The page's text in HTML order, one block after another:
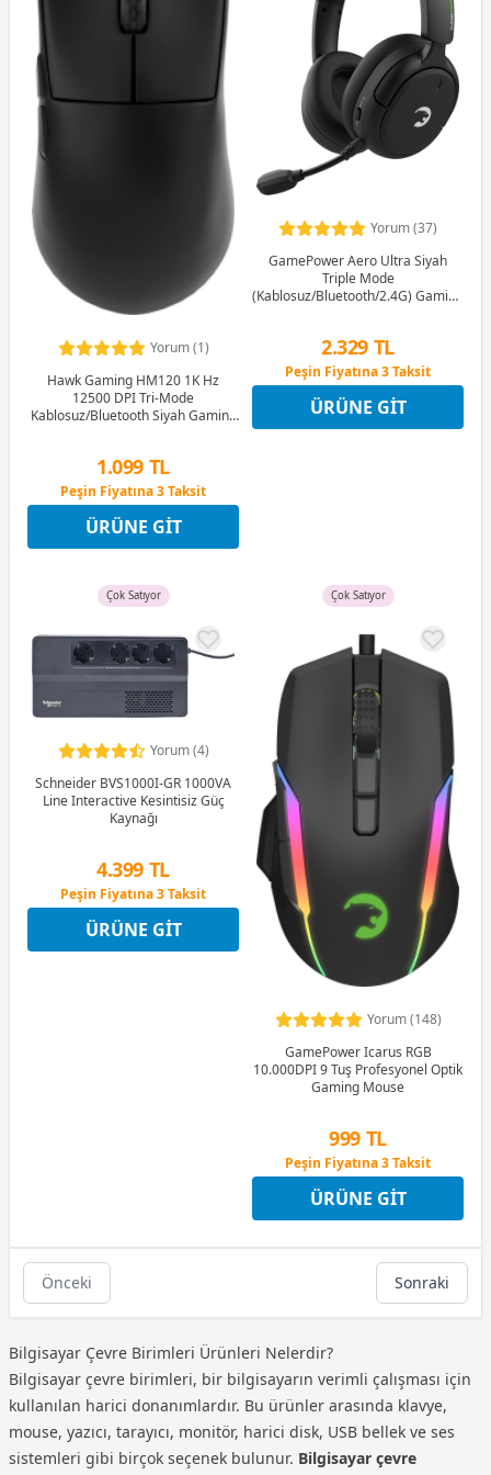
Yorum (1)
Hawk Gaming HM120 1K Hz
12500 DPI Tri-Mode
Kablosuz/Bluetooth Siyah Gaming
1.099 TL
Peşin Fiyatına 3 Taksit
12 Ay x 129 TL taksitle
Peşin Fiyatına 3 Taksit
ÜRÜNE GIT
Yorum (37)
GamePower Aero Ultra Siyah
Triple Mode
(Kablosuz/Bluetooth/2.4G) Gaming
2.329 TL
Peşin Fiyatına 3 Taksit
12 Ay x 274 TL taksitle
Peşin Fiyatına 3 Taksit
ÜRÜNE GIT
Çok Satıyor
Yorum (4)
Schneider BVS1000I-GR 1000VA
Line Interactive Kesintisiz Güç
Kaynağı
4.399 TL
Peşin Fiyatına 3 Taksit
12 Ay x 517 TL taksitle
Peşin Fiyatına 3 Taksit
ÜRÜNE GIT
Çok Satıyor
Yorum (148)
GamePower Icarus RGB
10.000DPI 9 Tuş Profesyonel Optik
Gaming Mouse
999 TL
Peşin Fiyatına 3 Taksit
12 Ay x 118 TL taksitle
Peşin Fiyatına 3 Taksit
ÜRÜNE GIT
Önceki Sonraki
Bilgisayar Çevre Birimleri Ürünleri Nelerdir?
Bilgisayar çevre birimleri, bir bilgisayarın verimli çalışması için
kullanılan harici donanımlardır. Bu ürünler arasında klavye,
mouse, yazıcı, tarayıcı, monitör, harici disk, USB bellek ve ses
sistemleri gibi birçok seçenek bulunur. Bilgisayar çevre